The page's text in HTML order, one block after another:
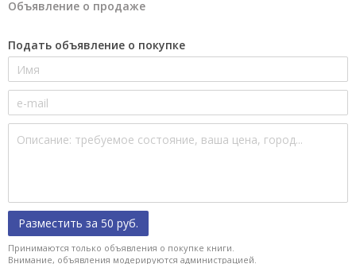
Объявление о продаже
Подать объявление о покупке
Разместить за 50 руб.
Принимаются только объявления о покупке книги.
Внимание, объявления модерируются администрацией.